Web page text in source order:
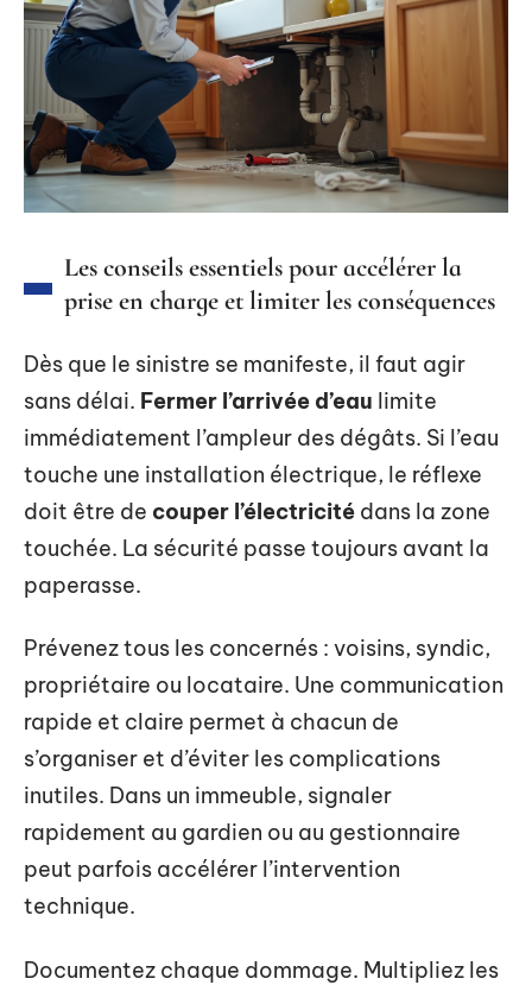
Les conseils essentiels pour accélérer la
prise en charge et limiter les conséquences
Dès que le sinistre se manifeste, il faut agir
sans délai. Fermer l’arrivée d’eau limite
immédiatement l’ampleur des dégâts. Si l’eau
touche une installation électrique, le réflexe
doit être de couper l’électricité dans la zone
touchée. La sécurité passe toujours avant la
paperasse.
Prévenez tous les concernés : voisins, syndic,
propriétaire ou locataire. Une communication
rapide et claire permet à chacun de
s’organiser et d’éviter les complications
inutiles. Dans un immeuble, signaler
rapidement au gardien ou au gestionnaire
peut parfois accélérer l’intervention
technique.
Documentez chaque dommage. Multipliez les